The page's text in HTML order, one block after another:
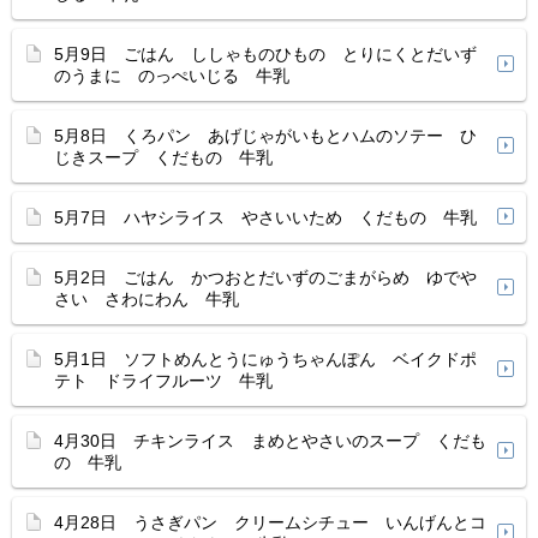
5月9日 ごはん ししゃものひもの とりにくとだいず
のうまに のっぺいじる 牛乳
5月8日 くろパン あげじゃがいもとハムのソテー ひ
じきスープ くだもの 牛乳
5月7日 ハヤシライス やさいいため くだもの 牛乳
5月2日 ごはん かつおとだいずのごまがらめ ゆでや
さい さわにわん 牛乳
5月1日 ソフトめんとうにゅうちゃんぽん ベイクドポ
テト ドライフルーツ 牛乳
4月30日 チキンライス まめとやさいのスープ くだも
の 牛乳
4月28日 うさぎパン クリームシチュー いんげんとコ